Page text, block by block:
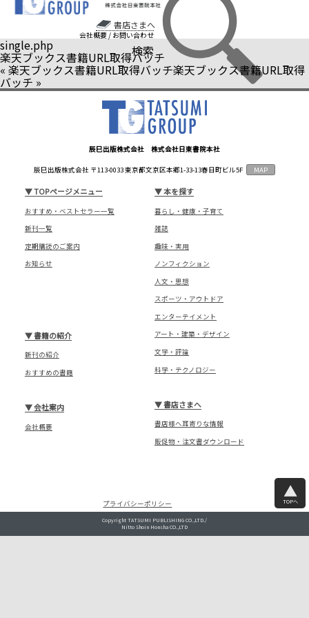
書店さまへ
会社概要 / お問い合わせ
検索
single.php
楽天ブックス書籍URL取得バッチ
« 楽天ブックス書籍URL取得バッチ楽天ブックス書籍URL取得
バッチ »
辰巳出版株式会社 株式会社日東書院本社
辰巳出版株式会社 〒113-0033 東京都文京区本郷1-33-13春日町ビル5F MAP
▼TOPページメニュー
おすすめ・ベストセラー一覧
新刊一覧
定期購読のご案内
お知らせ
▼本を探す
暮らし・健康・子育て
雑誌
趣味・実用
ノンフィクション
人文・思想
スポーツ・アウトドア
エンターテイメント
アート・建築・デザイン
文学・評論
科学・テクノロジー
▼書籍の紹介
新刊の紹介
おすすめの書籍
▼書店さまへ
書店様へ耳寄りな情報
販促物・注文書ダウンロード
▼会社案内
会社概要
プライバシーポリシー TOPへ
Copyright TATSUMI PUBLISHING CO.,LTD./
Nitto Shoin Honsha CO.,LTD